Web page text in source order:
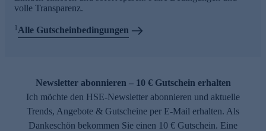
volle Transparenz.
1Alle Gutscheinbedingungen
Newsletter abonnieren – 10 € Gutschein erhalten
Ich möchte den HSE-Newsletter abonnieren und aktuelle
Trends, Angebote & Gutscheine per E-Mail erhalten. Als
Dankeschön bekommen Sie einen 10 € Gutschein. Eine